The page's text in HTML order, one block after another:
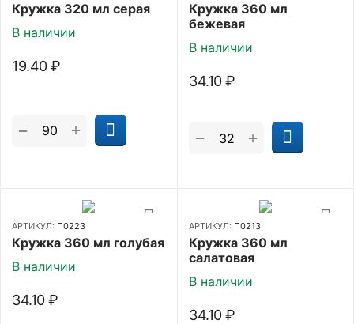
Кружка 320 мл серая
В наличии
19.40 ₽
+
−
Кружка 360 мл
бежевая
В наличии
34.10 ₽
+
−
АРТИКУЛ: П0223
Кружка 360 мл голубая
В наличии
34.10 ₽
АРТИКУЛ: П0213
Кружка 360 мл
салатовая
В наличии
34.10 ₽